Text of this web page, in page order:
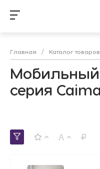
Главная / Каталог товаров
Мобильный
серия